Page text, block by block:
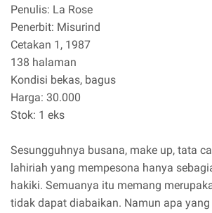
Penulis: La Rose
Penerbit: Misurind
Cetakan 1, 1987
138 halaman
Kondisi bekas, bagus
Harga: 30.000
Stok: 1 eks
Sesungguhnya busana, make up, tata
lahiriah yang mempesona hanya
hakiki. Semuanya itu memang
tidak dapat diabaikan. Namun apa